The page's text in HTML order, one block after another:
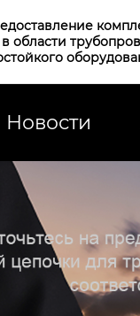
области
Новости